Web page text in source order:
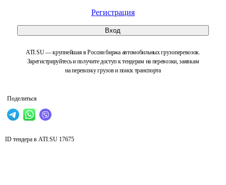
Регистрация
Вход
ATI.SU — крупнейшая в России биржа автомобильных грузоперевозок.
Зарегистрируйтесь и получите доступ к тендерам на перевозки, заявкам
на перевозку грузов и поиск транспорта
Поделиться
ID тендера в ATI.SU 17675